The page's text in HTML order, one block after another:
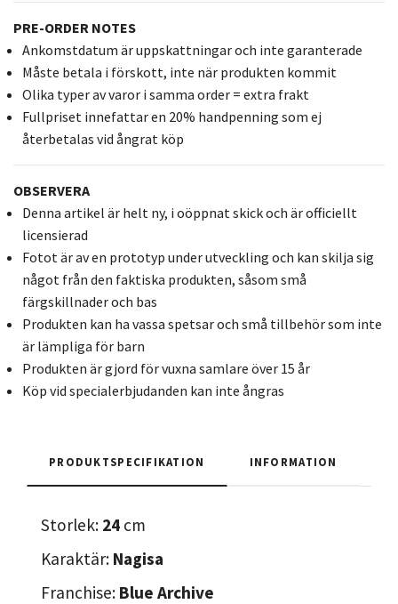
PRE-ORDER NOTES
Ankomstdatum är uppskattningar och inte garanterade
Måste betala i förskott, inte när produkten kommit
Olika typer av varor i samma order = extra frakt
Fullpriset innefattar en 20% handpenning som ej
återbetalas vid ångrat köp
OBSERVERA
Denna artikel är helt ny, i oöppnat skick och är officiellt
licensierad
Fotot är av en prototyp under utveckling och kan skilja sig
något från den faktiska produkten, såsom små
färgskillnader och bas
Produkten kan ha vassa spetsar och små tillbehör som inte
är lämpliga för barn
Produkten är gjord för vuxna samlare över 15 år
Köp vid specialerbjudanden kan inte ångras
PRODUKTSPECIFIKATION INFORMATION
Storlek: 24 cm
Karaktär: Nagisa
Franchise: Blue Archive